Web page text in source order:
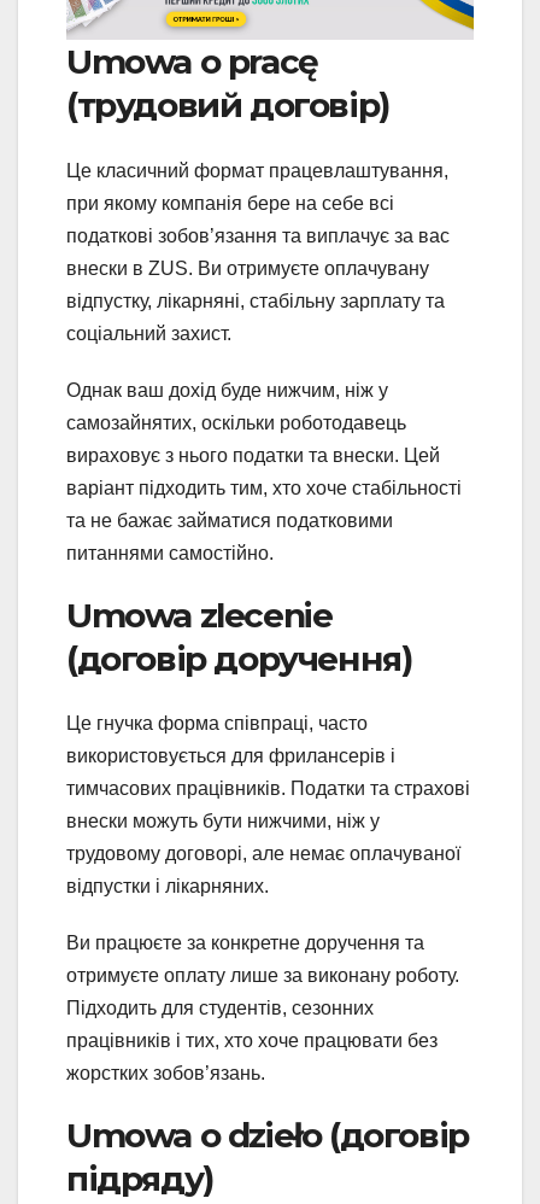
Umowa o pracę
(трудовий договір)
Це класичний формат працевлаштування,
при якому компанія бере на себе всі
податкові зобов’язання та виплачує за вас
внески в ZUS. Ви отримуєте оплачувану
відпустку, лікарняні, стабільну зарплату та
соціальний захист.
Однак ваш дохід буде нижчим, ніж у
самозайнятих, оскільки роботодавець
вираховує з нього податки та внески. Цей
варіант підходить тим, хто хоче стабільності
та не бажає займатися податковими
питаннями самостійно.
Umowa zlecenie
(договір доручення)
Це гнучка форма співпраці, часто
використовується для фрилансерів і
тимчасових працівників. Податки та страхові
внески можуть бути нижчими, ніж у
трудовому договорі, але немає оплачуваної
відпустки і лікарняних.
Ви працюєте за конкретне доручення та
отримуєте оплату лише за виконану роботу.
Підходить для студентів, сезонних
працівників і тих, хто хоче працювати без
жорстких зобов’язань.
Umowa o dzieło (договір
підряду)